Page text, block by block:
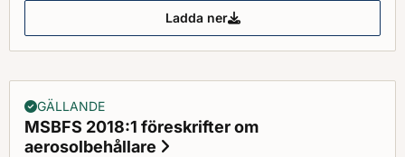
Ladda ner
MSBFS 2018:3 föreskrifter och
GÄLLANDE
MSBFS 2018:1 föreskrifter om
aerosolbehållare